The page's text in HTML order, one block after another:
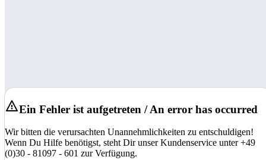
Ein Fehler ist aufgetreten / An error has occurred
Wir bitten die verursachten Unannehmlichkeiten zu entschuldigen!
Wenn Du Hilfe benötigst, steht Dir unser Kundenservice unter +49
(0)30 - 81097 - 601 zur Verfügung.